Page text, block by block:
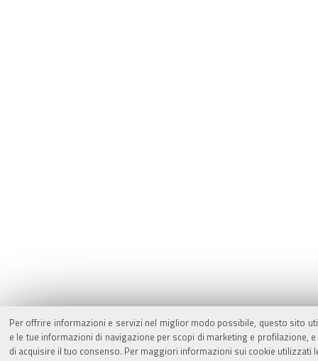
Per offrire informazioni e servizi nel miglior modo possibile, questo sito
e le tue informazioni di navigazione per scopi di marketing e
di acquisire il tuo consenso. Per maggiori informazioni sui cookie utilizzati